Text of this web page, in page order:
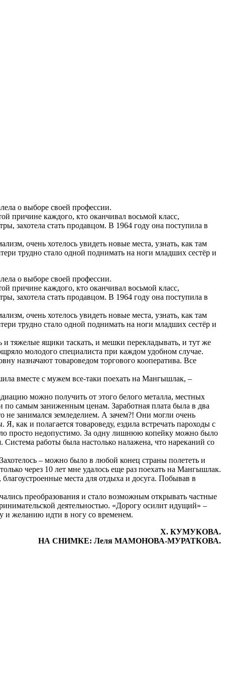
о выборе своей профессии.
причине каждого, кто оканчивал восьмой класс,
захотела стать продавцом. В 1964 году она поступила в
очень хотелось увидеть новые места, узнать, как там
трудно стало одной поднимать на ноги младших сестёр и
о выборе своей профессии.
причине каждого, кто оканчивал восьмой класс,
захотела стать продавцом. В 1964 году она поступила в
очень хотелось увидеть новые места, узнать, как там
трудно стало одной поднимать на ноги младших сестёр и
тяжелые ящики таскать, и мешки перекладывать, и тут же
молодого специалиста при каждом удобном случае.
назначают товароведом торгового кооператива. Все
вместе с мужем все-таки поехать на Мангышлак, –
можно получить от этого белого металла, местных
самым заниженным ценам. Заработная плата была в два
не занимался земледелием. А зачем?! Они могли очень
и полагается товароведу, ездила встречать пароходы с
просто недопустимо. За одну лишнюю копейку можно было
Система работы была настолько налажена, что нареканий со
– можно было в любой конец страны полететь и
через 10 лет мне удалось еще раз поехать на Мангышлак.
места для отдыха и досуга. Побывав в
преобразования и стало возможным открывать частные
деятельностью. «Дорогу осилит идущий» –
и желанию идти в ногу со временем.
Х. КУМУКОВА.
НА СНИМКЕ: Леля МАМОНОВА-МУРАТКОВА.